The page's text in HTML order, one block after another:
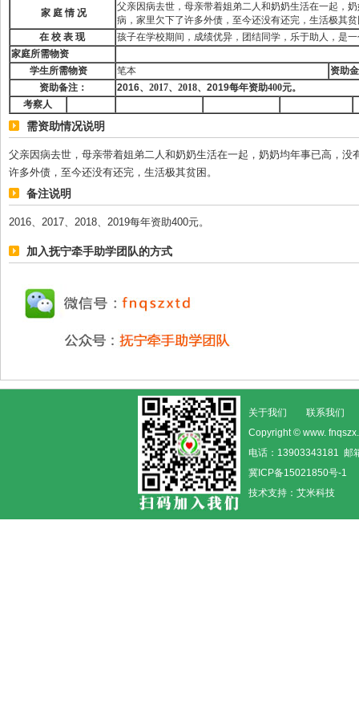
家 庭 情 况
父亲因病去世，母亲带着姐弟二人和奶奶生活在一起，
病，家里欠下了许多外债，至今还没有还完，生活极其
在 校 表 现
孩子在学校期间，成绩优异，团结同学，乐于助人，是
家庭所需物资
学生所需物资
笔本
资助
资助备注：
2016、 2017、 2018、 2019每年资助400元。
考察人
需资助情况说明
父亲因病去世，母亲带着姐弟二人和奶奶生活在一起，奶奶均年事已高，
许多外债，至今还没有还完，生活极其贫困。
备注说明
2016、2017、2018、2019每年资助400元。
加入抚宁牵手助学团队的方式
关于我们
联系我们
Copyright © www.
电话：13903343181 邮
冀ICP备15021850号-1
技术支持： 艾米科技